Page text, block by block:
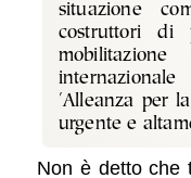
situazione
costruttori di
'Alleanza per
urgente e
Non è detto che